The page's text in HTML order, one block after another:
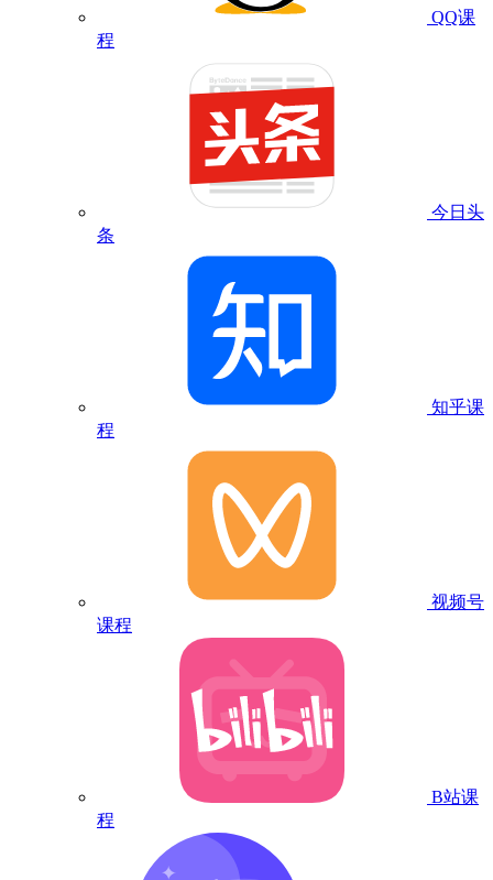
QQ课
程
今日头
条
知乎课
程
视频号
课程
B站课
程